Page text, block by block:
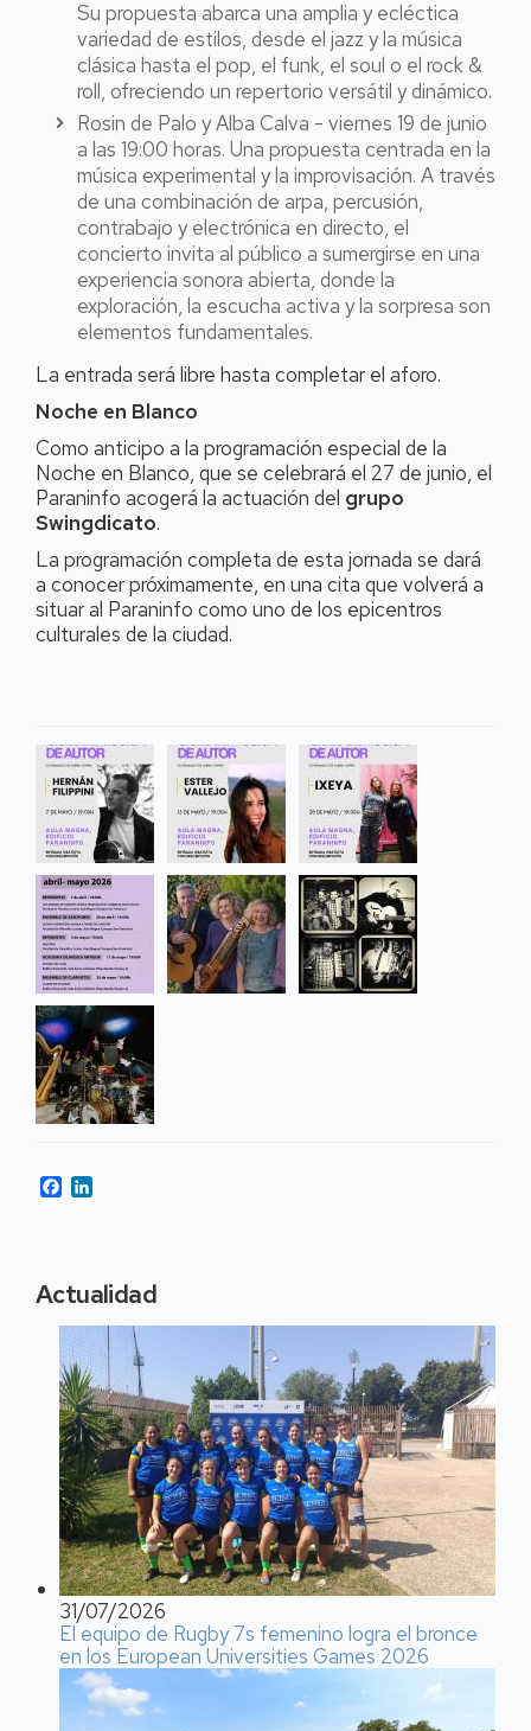
Su propuesta abarca una amplia y ecléctica
variedad de estilos, desde el jazz y la música
clásica hasta el pop, el funk, el soul o el rock &
roll, ofreciendo un repertorio versátil y dinámico.
Rosin de Palo y Alba Calva - viernes 19 de junio
a las 19:00 horas. Una propuesta centrada en la
música experimental y la improvisación. A través
de una combinación de arpa, percusión,
contrabajo y electrónica en directo, el
concierto invita al público a sumergirse en una
experiencia sonora abierta, donde la
exploración, la escucha activa y la sorpresa son
elementos fundamentales.
La entrada será libre hasta completar el aforo.
Noche en Blanco
Como anticipo a la programación especial de la
Noche en Blanco, que se celebrará el 27 de junio, el
Paraninfo acogerá la actuación del grupo
Swingdicato.
La programación completa de esta jornada se dará
a conocer próximamente, en una cita que volverá a
situar al Paraninfo como uno de los epicentros
culturales de la ciudad.
Facebook
Actualidad
31/07/2026
El equipo de Rugby 7s femenino logra el bronce
en los European Universities Games 2026